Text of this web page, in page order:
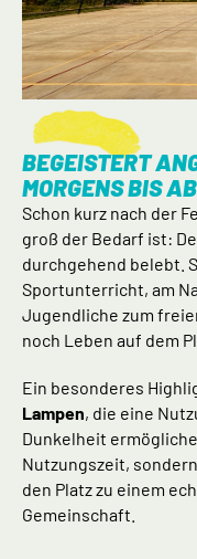
BEGEISTERT
MORGENS BIS
Schon kurz nach der
groß der Bedarf ist:
durchgehend belebt.
Sportunterricht, am
Jugendliche zum
noch Leben auf dem
Ein besonderes
Lampen, die eine
Dunkelheit
Nutzungszeit,
den Platz zu einem
Gemeinschaft.